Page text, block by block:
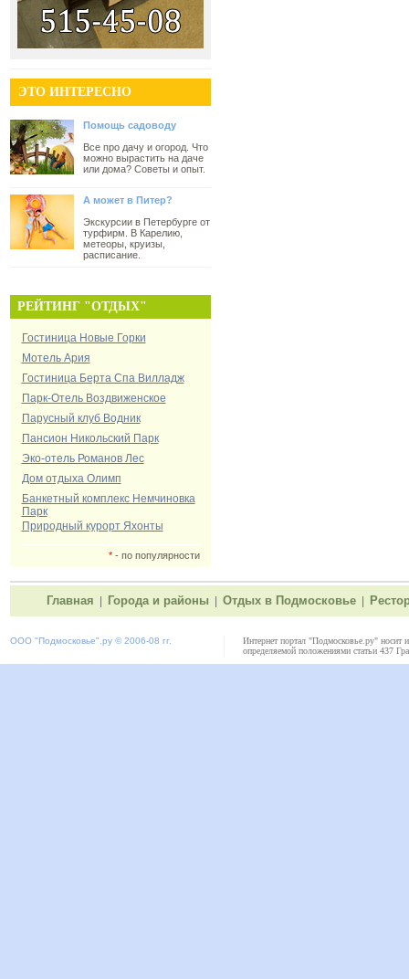
ЭТО ИНТЕРЕСНО
Помощь садоводу
Все про дачу и огород. Что
можно вырастить на даче
или дома? Советы и опыт.
А может в Питер?
Экскурсии в Петербурге от
турфирм. В Карелию,
метеоры, круизы,
расписание.
РЕЙТИНГ "ОТДЫХ"
Гостиница Новые Горки
Мотель Ария
Гостиница Берта Спа Вилладж
Парк-Отель Воздвиженское
Парусный клуб Водник
Пансион Никольский Парк
Эко-отель Романов Лес
Дом отдыха Олимп
Банкетный комплекс Немчиновка
Парк
Природный курорт Яхонты
*- по популярности
Главная Города и районы Отдых в Подмосковье
ООО "Подмосковье" .ру © 2006-08 гг.
Интернет портал "Подмосковье.ру" носит
определяемой положениями статьи 437